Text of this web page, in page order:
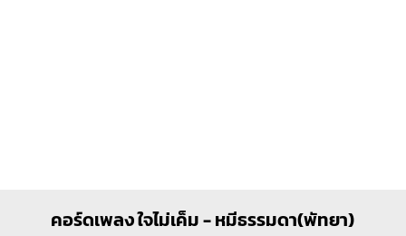
คอร์ดเพลง ใจไม่เค็ม - หมีธรรมดา(พัทยา)